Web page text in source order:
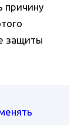
причину
защиты